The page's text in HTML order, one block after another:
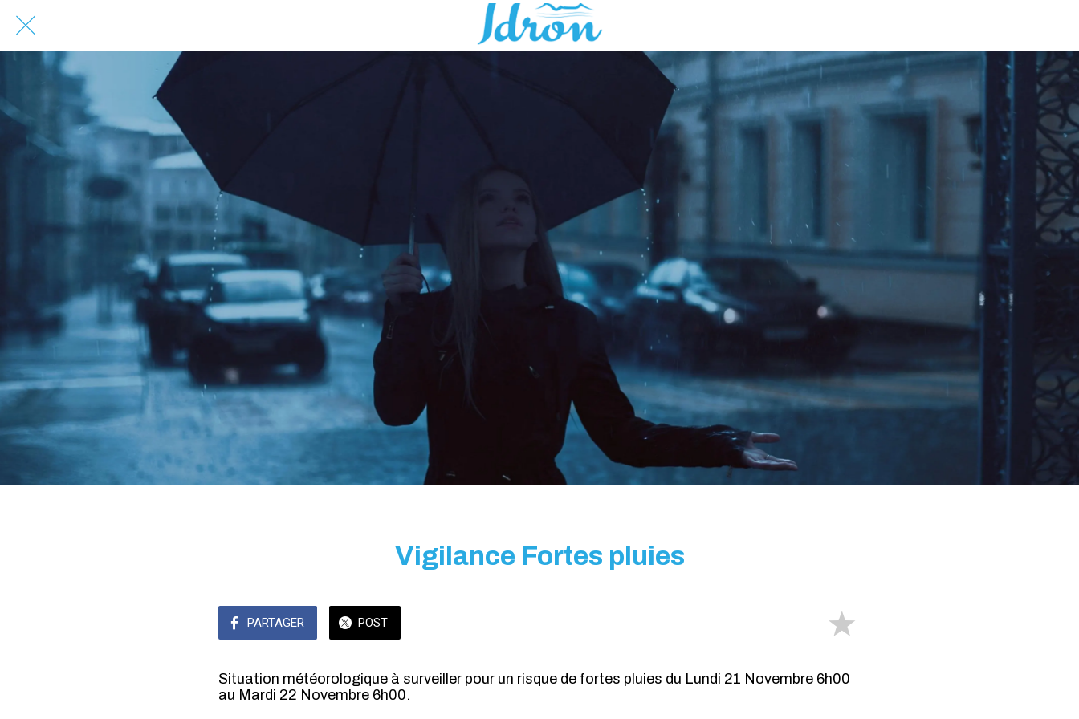
Vigilance Fortes pluies
PARTAGER POST
Situation météorologique à surveiller pour un risque de fortes pluies du Lundi 21 Novembre 6h00
au Mardi 22 Novembre 6h00.